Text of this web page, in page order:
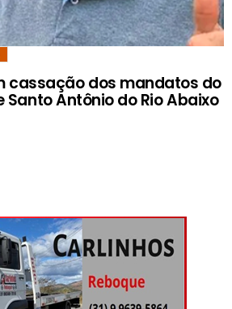
cassação dos mandatos do
Santo Antônio do Rio Abaixo